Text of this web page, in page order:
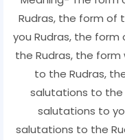
Rudras, the form of
you Rudras, the
the Rudras, the
to the Rudras,
salutations to the
salutations to
salutations to the